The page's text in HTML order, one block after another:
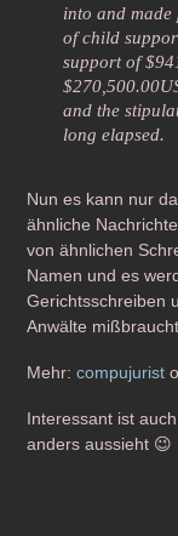
into and
of child
support of
and the
long elapsed.
Nun es kann nur
ähnliche
von ähnlichen
Namen und es
Gerichtsschreiben
Anwälte
Mehr:compujurist
Interessant ist
anders aussieht 😉